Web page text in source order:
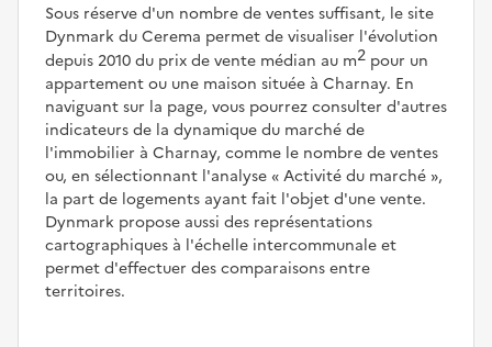
Sous réserve d'un nombre de ventes suffisant, le site
Dynmark du Cerema permet de visualiser l'évolution
depuis 2010 du prix de vente médian au m2 pour un
appartement ou une maison située à Charnay. En
naviguant sur la page, vous pourrez consulter d'autres
indicateurs de la dynamique du marché de
l'immobilier à Charnay, comme le nombre de ventes
ou, en sélectionnant l'analyse
Activité du marché ,
la part de logements ayant fait l'objet d'une vente.
Dynmark propose aussi des représentations
cartographiques à l'échelle intercommunale et
permet d'effectuer des comparaisons entre
territoires.